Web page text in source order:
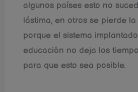
algunos países esto no
lástima, en otros se pierde
porque el sistema
educación no deja los
para que esto sea posible.